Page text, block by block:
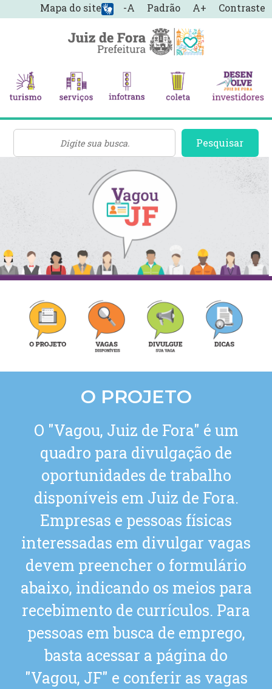
-A Padrão A+ Contraste
Mapa do site
Pesquisar
O PROJETO
O "Vagou, Juiz de Fora" é um
quadro para divulgação de
oportunidades de trabalho
disponíveis em Juiz de Fora.
Empresas e pessoas físicas
interessadas em divulgar vagas
devem preencher o formulário
abaixo, indicando os meios para
recebimento de currículos. Para
pessoas em busca de emprego,
basta acessar a página do
"Vagou, JF" e conferir as vagas